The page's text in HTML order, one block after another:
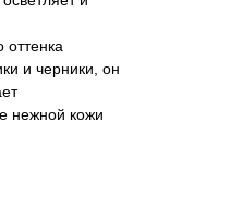
оттенка
и черники, он
нежной кожи